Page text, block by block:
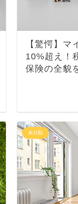
【驚愕】マ
10%超え！
保険の全貌
未分類